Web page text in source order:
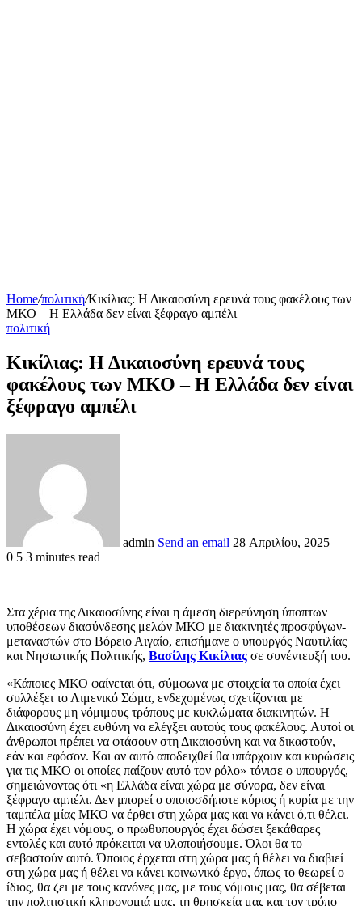
Home/πολιτική/Κικίλιας: Η Δικαιοσύνη ερευνά τους φακέλους των
ΜΚΟ – Η Ελλάδα δεν είναι ξέφραγο αμπέλι
πολιτική
Κικίλιας: Η Δικαιοσύνη ερευνά τους
φακέλους των ΜΚΟ – Η Ελλάδα δεν είναι
ξέφραγο αμπέλι
admin Send an email 28 Απριλίου, 2025
0 5 3 minutes read
Στα χέρια της Δικαιοσύνης είναι η άμεση διερεύνηση ύποπτων
υποθέσεων διασύνδεσης μελών ΜΚΟ με διακινητές προσφύγων-
μεταναστών στο Βόρειο Αιγαίο, επισήμανε ο υπουργός Ναυτιλίας
και Νησιωτικής Πολιτικής, Βασίλης Κικίλιας σε συνέντευξή του.
«Κάποιες ΜΚΟ φαίνεται ότι, σύμφωνα με στοιχεία τα οποία έχει
συλλέξει το Λιμενικό Σώμα, ενδεχομένως σχετίζονται με
διάφορους μη νόμιμους τρόπους με κυκλώματα διακινητών. Η
Δικαιοσύνη έχει ευθύνη να ελέγξει αυτούς τους φακέλους. Αυτοί οι
άνθρωποι πρέπει να φτάσουν στη Δικαιοσύνη και να δικαστούν,
εάν και εφόσον. Και αν αυτό αποδειχθεί θα υπάρχουν και κυρώσεις
για τις ΜΚΟ οι οποίες παίζουν αυτό τον ρόλο» τόνισε ο υπουργός,
σημειώνοντας ότι «η Ελλάδα είναι χώρα με σύνορα, δεν είναι
ξέφραγο αμπέλι. Δεν μπορεί ο οποιοσδήποτε κύριος ή κυρία με την
ταμπέλα μίας ΜΚΟ να έρθει στη χώρα μας και να κάνει ό,τι θέλει.
Η χώρα έχει νόμους, ο πρωθυπουργός έχει δώσει ξεκάθαρες
εντολές και αυτό πρόκειται να υλοποιήσουμε. Όλοι θα το
σεβαστούν αυτό. Όποιος έρχεται στη χώρα μας ή θέλει να διαβιεί
στη χώρα μας ή θέλει να κάνει κοινωνικό έργο, όπως το θεωρεί ο
ίδιος, θα ζει με τους κανόνες μας, με τους νόμους μας, θα σέβεται
την πολιτιστική κληρονομιά μας, τη θρησκεία μας και τον τρόπο